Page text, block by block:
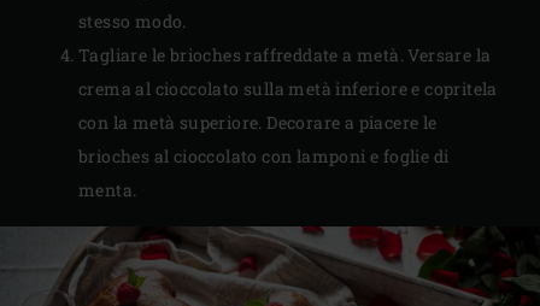
stesso modo.
Tagliare le brioches raffreddate a metà. Versare la
crema al cioccolato sulla metà inferiore e copritela
con la metà superiore. Decorare a piacere le
brioches al cioccolato con lamponi e foglie di
menta.